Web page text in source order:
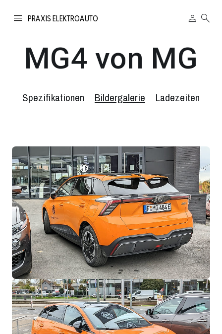
PRAXIS ELEKTROAUTO person search
MG4 von MG
Spezifikationen Bildergalerie Ladezeiten